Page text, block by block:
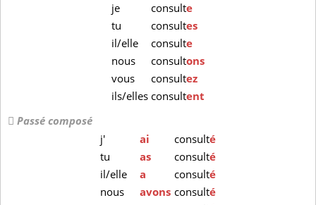
je
consulte
tu
consultes
il/elle
consulte
nous
consultons
vous
consultez
ils/elles consultent
Passé composé
j'
ai consulté
tu
as consulté
il/elle
a consulté
nous
avons consulté